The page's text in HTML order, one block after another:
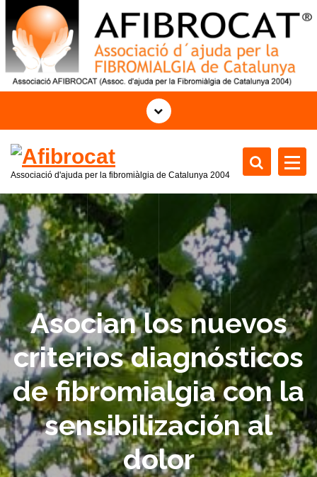
o
n
Associació d'ajuda per la fibromiàlgia de Catalunya 2004
Asocian los nuevos
criterios diagnósticos
de fibromialgia con la
sensibilización al
dolor